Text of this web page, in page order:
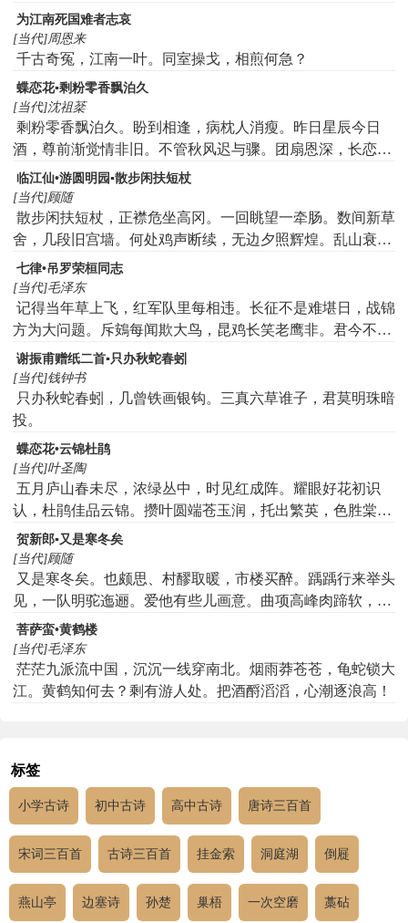
为江南死国难者志哀
[当代]周恩来
千古奇冤，江南一叶。同室操戈，相煎何急？
蝶恋花▪剩粉零香飘泊久
[当代]沈祖棻
剩粉零香飘泊久。盼到相逢，病枕人消瘦。昨日星辰今日
酒，尊前渐觉情非旧。不管秋风迟与骤。团扇恩深，长恋君
怀袖。百草千花情谢后，香莲自覆连枝藕。
临江仙•游圆明园▪散步闲扶短杖
[当代]顾随
散步闲扶短杖，正襟危坐高冈。一回眺望一牵肠。数间新草
舍，几段旧宫墙。何处鸡声断续，无边夕照辉煌。乱山衰革
下牛羊。教人争不恨，故国太荒凉。
七律•吊罗荣桓同志
[当代]毛泽东
记得当年草上飞，红军队里每相违。长征不是难堪日，战锦
方为大问题。斥鴳每闻欺大鸟，昆鸡长笑老鹰非。君今不幸
离人世，国有疑难可问谁？
谢振甫赠纸二首▪只办秋蛇春蚓
[当代]钱钟书
只办秋蛇春蚓，几曾铁画银钩。三真六草谁子，君莫明珠暗
投。
蝶恋花•云锦杜鹃
[当代]叶圣陶
五月庐山春未尽，浓绿丛中，时见红成阵。耀眼好花初识
认，杜鹃佳品云锦。攒叶圆端苍玉润，托出繁英，色胜棠樱
嫩。避暑人来应怅恨，芳时未及观娇韵。
贺新郎▪又是寒冬矣
[当代]顾随
又是寒冬矣。也颇思、村醪取暖，市楼买醉。踽踽行来举头
见，一队明驼迤逦。爱他有些儿画意。曲项高峰肉蹄软，想
来从大漠风沙里。一步步，几千里。庞然卧息长街内。又木
然、似眠似醒，非悲非喜。偶一摇头铎铃响，声落虚空无
际。有谁识、此君心理。万里长城曾见否，问凋零破败今馀
几。驼不语，蹶然起。
菩萨蛮•黄鹤楼
[当代]毛泽东
茫茫九派流中国，沉沉一线穿南北。烟雨莽苍苍，龟蛇锁大
江。黄鹤知何去？剩有游人处。把酒酹滔滔，心潮逐浪高！
标签
小学古诗 初中古诗 高中古诗 唐诗三百首
宋词三百首 古诗三百首 挂金索 洞庭湖 倒屣
燕山亭 边塞诗 孙楚 巢梧 一次空磨 藁砧